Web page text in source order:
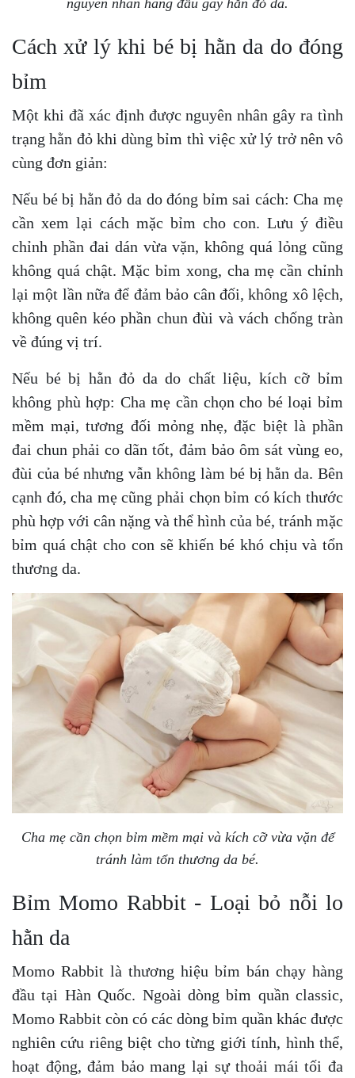
Cách xử lý khi bé bị hằn da do đóng
bỉm
Một khi đã xác định được nguyên nhân gây ra tình
trạng hằn đỏ khi dùng bỉm thì việc xử lý trở nên vô
cùng đơn giản:
Nếu bé bị hằn đỏ da do đóng bỉm sai cách: Cha mẹ
cần xem lại cách mặc bỉm cho con. Lưu ý điều
chỉnh phần đai dán vừa vặn, không quá lỏng cũng
không quá chật. Mặc bỉm xong, cha mẹ cần chỉnh
lại một lần nữa để đảm bảo cân đối, không xô lệch,
không quên kéo phần chun đùi và vách chống tràn
về đúng vị trí.
Nếu bé bị hằn đỏ da do chất liệu, kích cỡ bỉm
không phù hợp: Cha mẹ cần chọn cho bé loại bỉm
mềm mại, tương đối mỏng nhẹ, đặc biệt là phần
đai chun phải co dãn tốt, đảm bảo ôm sát vùng eo,
đùi của bé nhưng vẫn không làm bé bị hằn da. Bên
cạnh đó, cha mẹ cũng phải chọn bỉm có kích thước
phù hợp với cân nặng và thể hình của bé, tránh mặc
bỉm quá chật cho con sẽ khiến bé khó chịu và tổn
thương da.
Cha mẹ cần chọn bỉm mềm mại và kích cỡ vừa vặn để
tránh làm tổn thương da bé.
Bỉm Momo Rabbit - Loại bỏ nỗi lo
hằn da
Momo Rabbit là thương hiệu bỉm bán chạy hàng
đầu tại Hàn Quốc. Ngoài dòng bỉm quần classic,
Momo Rabbit còn có các dòng bỉm quần khác được
nghiên cứu riêng biệt cho từng giới tính, hình thể,
hoạt động, đảm bảo mang lại sự thoải mái tối đa